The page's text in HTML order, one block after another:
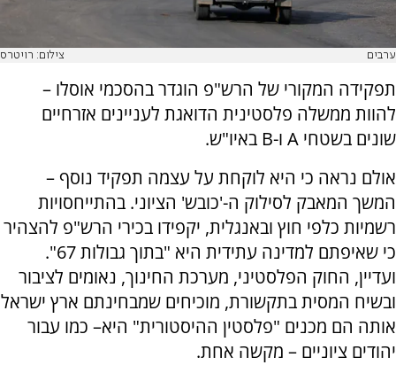
ערבים צילום: רויטרס
תפקידה המקורי של הרש"פ הוגדר בהסכמי אוסלו –
להוות ממשלה פלסטינית הדואגת לעניינים אזרחיים
שונים בשטחי A ו-B באיו"ש.
אולם נראה כי היא לוקחת על עצמה תפקיד נוסף –
המשך המאבק לסילוק ה-'כובש' הציוני. בהתייחסויות
רשמיות כלפי חוץ ובאנגלית, יקפידו בכירי הרש"פ להצהיר
כי שאיפתם למדינה עתידית היא "בתוך גבולות 67".
ועדיין, החוק הפלסטיני, מערכת החינוך, נאומים לציבור
ובשיח המסית בתקשורת, מוכיחים שמבחינתם ארץ ישראל
אותה הם מכנים "פלסטין ההיסטורית" היא– כמו עבור
יהודים ציוניים – מקשה אחת.